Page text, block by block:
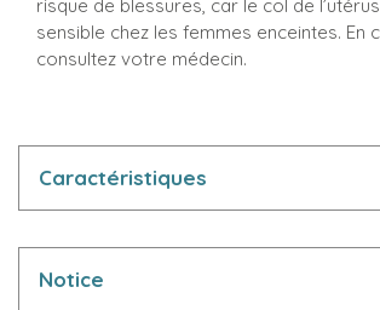
risque de blessures, car le col de
sensible chez les femmes enceintes. En
consultez votre médecin.
Caractéristiques
Notice